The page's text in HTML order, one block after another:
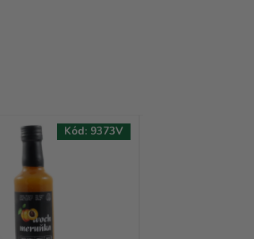
Kód: 9373V